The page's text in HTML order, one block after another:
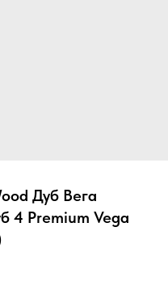
Дуб Вега
4 Premium Vega